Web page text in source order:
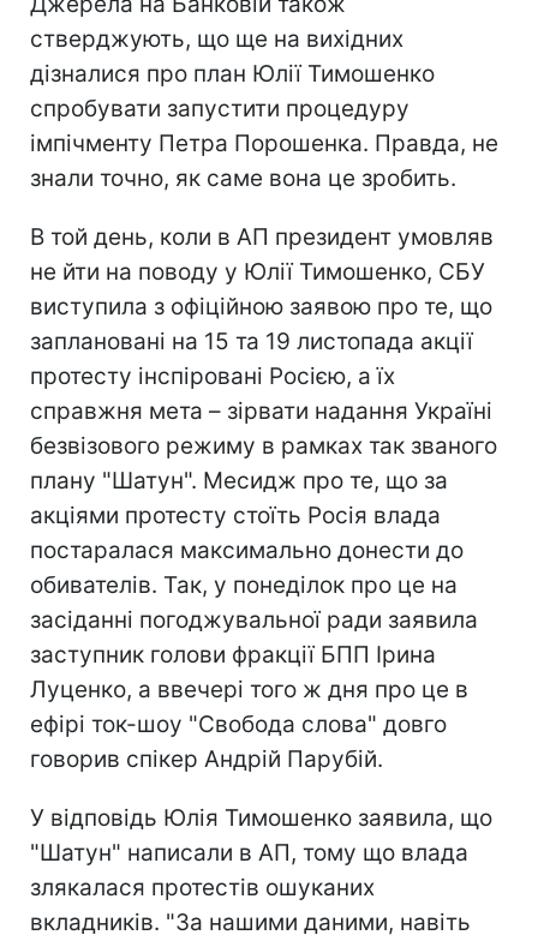
стверджують, що ще на вихідних
дізналися про план Юлії Тимошенко
спробувати запустити процедуру
імпічменту Петра Порошенка. Правда, не
знали точно, як саме вона це зробить.
В той день, коли в АП президент умовляв
не йти на поводу у Юлії Тимошенко, СБУ
виступила з офіційною заявою про те, що
заплановані на 15 та 19 листопада акції
протесту інспіровані Росією, а їх
справжня мета – зірвати надання Україні
безвізового режиму в рамках так званого
плану "Шатун". Месидж про те, що за
акціями протесту стоїть Росія влада
постаралася максимально донести до
обивателів. Так, у понеділок про це на
засіданні погоджувальної ради заявила
заступник голови фракції БПП Ірина
Луценко, а ввечері того ж дня про це в
ефірі ток-шоу "Свобода слова" довго
говорив спікер Андрій Парубій.
У відповідь Юлія Тимошенко заявила, що
"Шатун" написали в АП, тому що влада
злякалася протестів ошуканих
вкладників. "За нашими даними, навіть